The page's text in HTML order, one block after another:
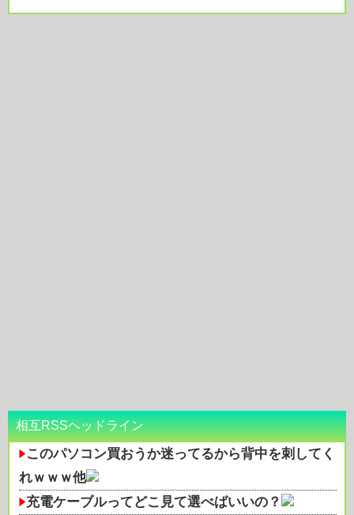
相互RSSヘッドライン
このパソコン買おうか迷ってるから背中を刺してく
れｗｗｗ他
充電ケーブルってどこ見て選べばいいの？